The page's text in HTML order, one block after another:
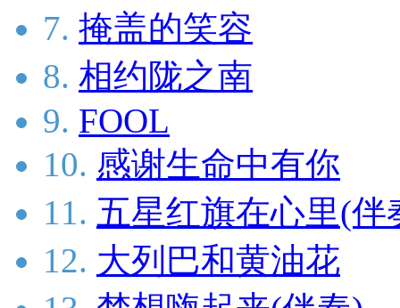
7. 掩盖的笑容
8. 相约陇之南
9. FOOL
10. 感谢生命中有你
11. 五星红旗在心里(伴
12. 大列巴和黄油花